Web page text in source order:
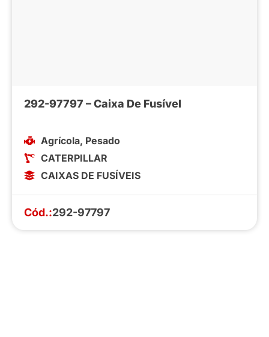
292-97797 – Caixa De Fusível
Agrícola, Pesado
CATERPILLAR
CAIXAS DE FUSÍVEIS
Cód.:292-97797